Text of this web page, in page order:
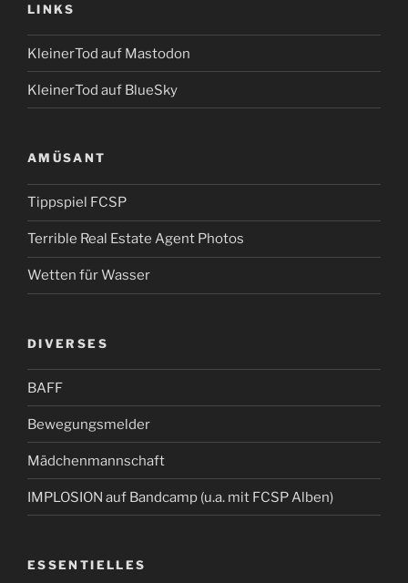
LINKS
KleinerTod auf Mastodon
KleinerTod auf BlueSky
AMÜSANT
Tippspiel FCSP
Terrible Real Estate Agent Photos
Wetten für Wasser
DIVERSES
BAFF
Bewegungsmelder
Mädchenmannschaft
IMPLOSION auf Bandcamp (u.a. mit FCSP Alben)
ESSENTIELLES